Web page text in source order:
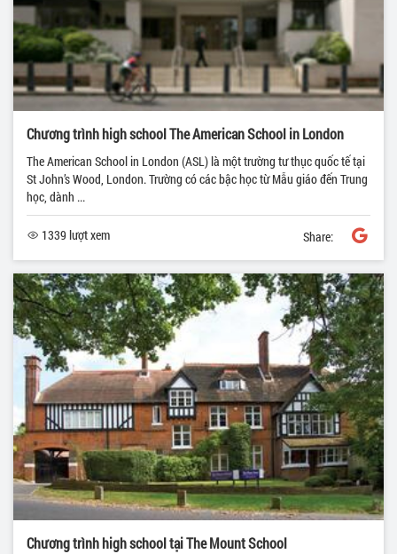
Chương trình high school The American School in London
The American School in London (ASL) là một trường tư thục quốc tế tại
St John’s Wood, London. Trường có các bậc học từ Mẫu giáo đến Trung
học, dành ...
1339 lượt xem Share:
Chương trình high school tại The Mount School